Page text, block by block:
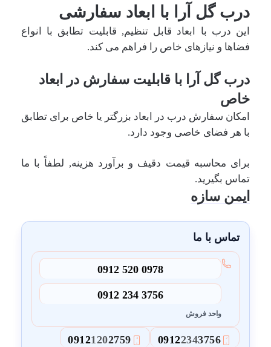
درب گل آرا با ابعاد سفارشی
این درب با ابعاد قابل تنظیم, قابلیت تطابق با انواع
فضاها و نیازهای خاص را فراهم می کند.
درب گل آرا با قابلیت سفارش در ابعاد
خاص
امکان سفارش درب در ابعاد بزرگتر یا خاص برای تطابق
با هر فضای خاصی وجود دارد.
برای محاسبه قیمت دقیف و برآورد هزینه, لطفاً با ما
تماس بگیرید.
ایمن سازه
تماس با ما
0912 520 0978
0912 234 3756
واحد فروش
2
09122343756
3
09121202759